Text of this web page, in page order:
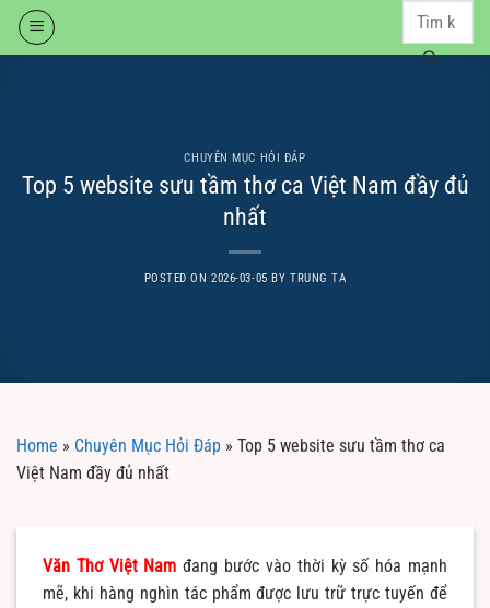
Skip
CHUYÊN MỤC HỎI ĐÁP
Top 5 website sưu tầm thơ ca Việt Nam đầy đủ
nhất
POSTED ON2026-03-05 BY TRUNG TA
Home » Chuyên Mục Hỏi Đáp » Top 5 website sưu tầm thơ ca
Việt Nam đầy đủ nhất
Văn Thơ Việt Nam đang bước vào thời kỳ số hóa mạnh
mẽ, khi hàng nghìn tác phẩm được lưu trữ trực tuyến để